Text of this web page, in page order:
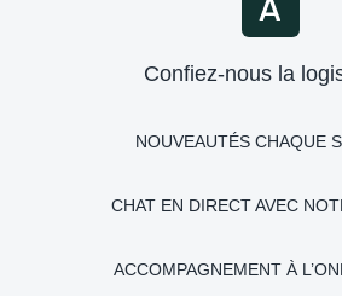
Confiez-nous la
NOUVEAUTÉS CHAQUE
CHAT EN DIRECT AVEC
ACCOMPAGNEMENT À